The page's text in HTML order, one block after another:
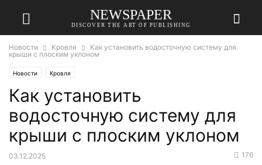
NEWSPAPER
DISCOVER THE ART OF PUBLISHING
Новости Кровля
Как установить водосточную систему для
крыши с плоским уклоном
Новости Кровля
Как установить
водосточную систему для
крыши с плоским уклоном
03.12.2025 176